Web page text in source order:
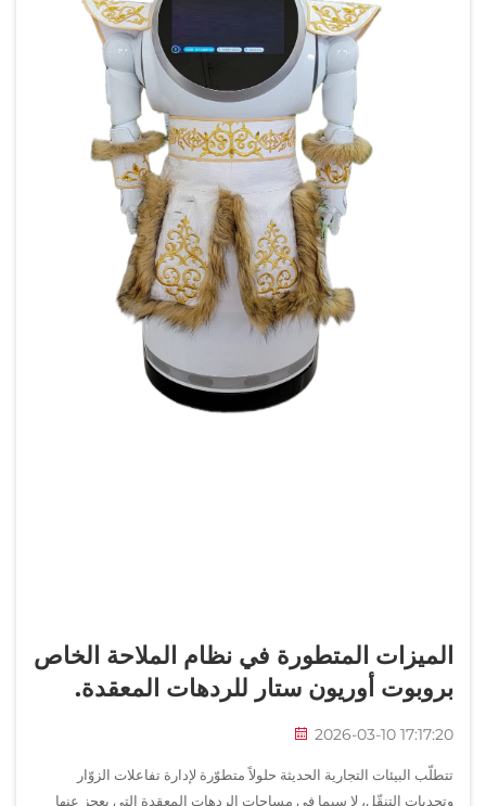
الميزات المتطورة في نظام الملاحة الخاص
بروبوت أوريون ستار للردهات المعقدة.
2026-03-10 17:17:20
تتطلّب البيئات التجارية الحديثة حلولاً متطوّرة لإدارة تفاعلات الزوّار
وتحديات التنقّل، لا سيما في مساحات الردهات المعقدة التي يعجز عنها